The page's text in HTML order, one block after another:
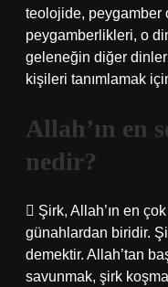
teolojide, peygamber
peygamberlikleri, o
geleneğin diğer
kişileri tanımlamak
Allah’ın en
nedir?
 Şirk, Allah’ın en
günahlardan biridir.
demektir. Allah’tan
savunmak, şirk